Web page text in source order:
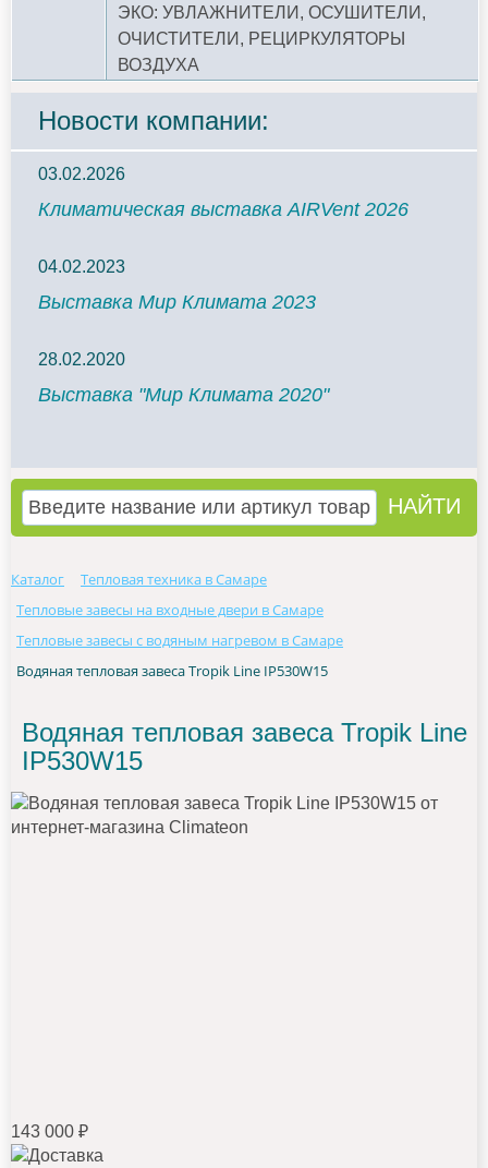
ЭКО: УВЛАЖНИТЕЛИ, ОСУШИТЕЛИ,
ОЧИСТИТЕЛИ, РЕЦИРКУЛЯТОРЫ
ВОЗДУХА
Новости компании:
03.02.2026
Климатическая выставка AIRVent 2026
04.02.2023
Выставка Мир Климата 2023
28.02.2020
Выставка "Мир Климата 2020"
Каталог
Тепловая техника в Самаре
Тепловые завесы на входные двери в Самаре
Тепловые завесы с водяным нагревом в Самаре
Водяная тепловая завеса Tropik Line IP530W15
Водяная тепловая завеса Tropik Line
IP530W15
143 000 ₽